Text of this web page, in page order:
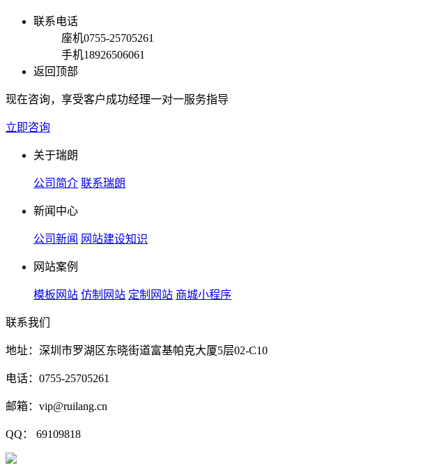
联系电话
座机0755-25705261
手机18926506061
返回顶部
现在咨询，享受客户成功经理一对一服务指导
立即咨询
关于瑞朗
公司简介 联系瑞朗
新闻中心
公司新闻 网站建设知识
网站案例
模板网站 仿制网站 定制网站 商城小程序
联系我们
地址：深圳市罗湖区东晓街道富基帕克大厦5层02-C10
电话：0755-25705261
邮箱：vip@ruilang.cn
QQ： 69109818